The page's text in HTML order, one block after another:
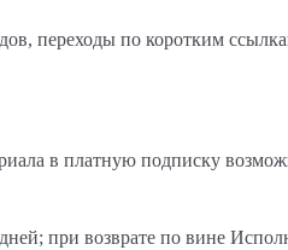
переходы по коротким
в платную подписку
при возврате по вине